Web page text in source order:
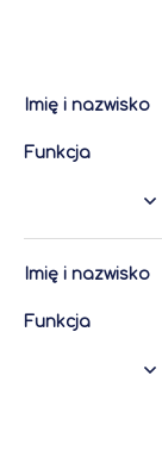
Imię i nazwisko
Funkcja
Imię i nazwisko
Funkcja